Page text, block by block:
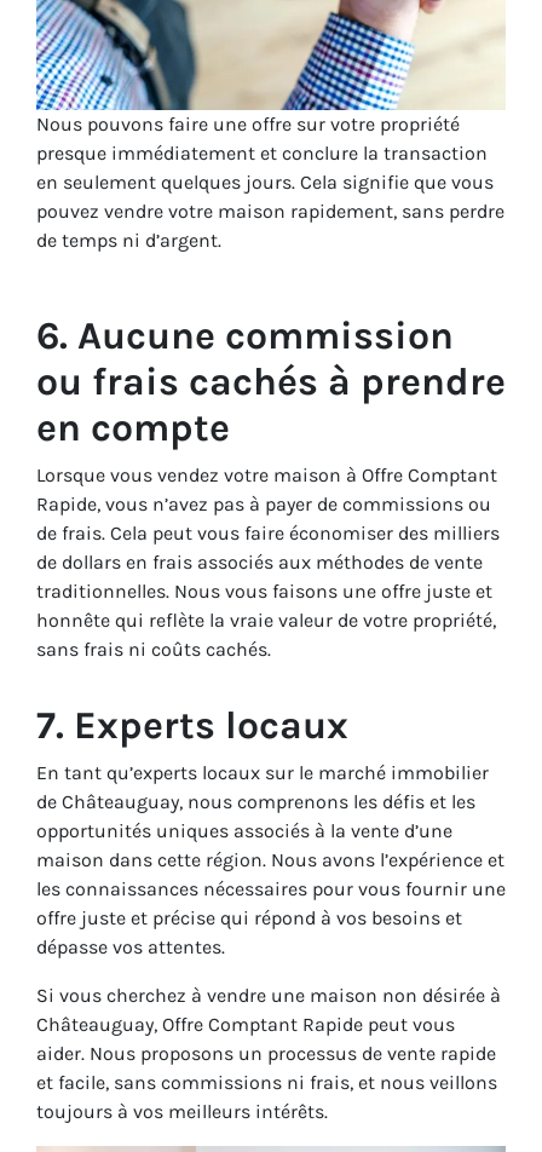
Nous pouvons faire une offre sur votre propriété
presque immédiatement et conclure la transaction
en seulement quelques jours. Cela signifie que vous
pouvez vendre votre maison rapidement, sans perdre
de temps ni d’argent.
6. Aucune commission
ou frais cachés à prendre
en compte
Lorsque vous vendez votre maison à Offre Comptant
Rapide, vous n’avez pas à payer de commissions ou
de frais. Cela peut vous faire économiser des milliers
de dollars en frais associés aux méthodes de vente
traditionnelles. Nous vous faisons une offre juste et
honnête qui reflète la vraie valeur de votre propriété,
sans frais ni coûts cachés.
7. Experts locaux
En tant qu’experts locaux sur le marché immobilier
de Châteauguay, nous comprenons les défis et les
opportunités uniques associés à la vente d’une
maison dans cette région. Nous avons l’expérience et
les connaissances nécessaires pour vous fournir une
offre juste et précise qui répond à vos besoins et
dépasse vos attentes.
Si vous cherchez à vendre une maison non désirée à
Châteauguay, Offre Comptant Rapide peut vous
aider. Nous proposons un processus de vente rapide
et facile, sans commissions ni frais, et nous veillons
toujours à vos meilleurs intérêts.